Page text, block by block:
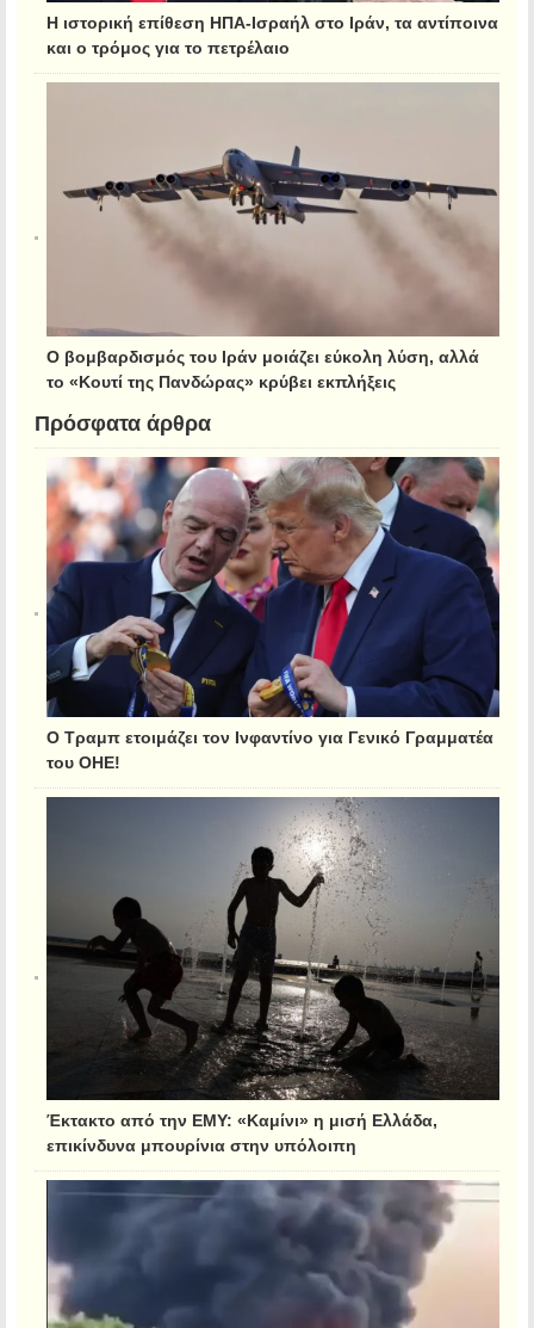
Η ιστορική επίθεση ΗΠΑ-Ισραήλ στο Ιράν, τα αντίποινα
και ο τρόμος για το πετρέλαιο
Ο βομβαρδισμός του Ιράν μοιάζει εύκολη λύση, αλλά
το «Κουτί της Πανδώρας» κρύβει εκπλήξεις
Πρόσφατα άρθρα
Ο Τραμπ ετοιμάζει τον Ινφαντίνο για Γενικό Γραμματέα
του ΟΗΕ!
Έκτακτο από την ΕΜΥ: «Καμίνι» η μισή Ελλάδα,
επικίνδυνα μπουρίνια στην υπόλοιπη